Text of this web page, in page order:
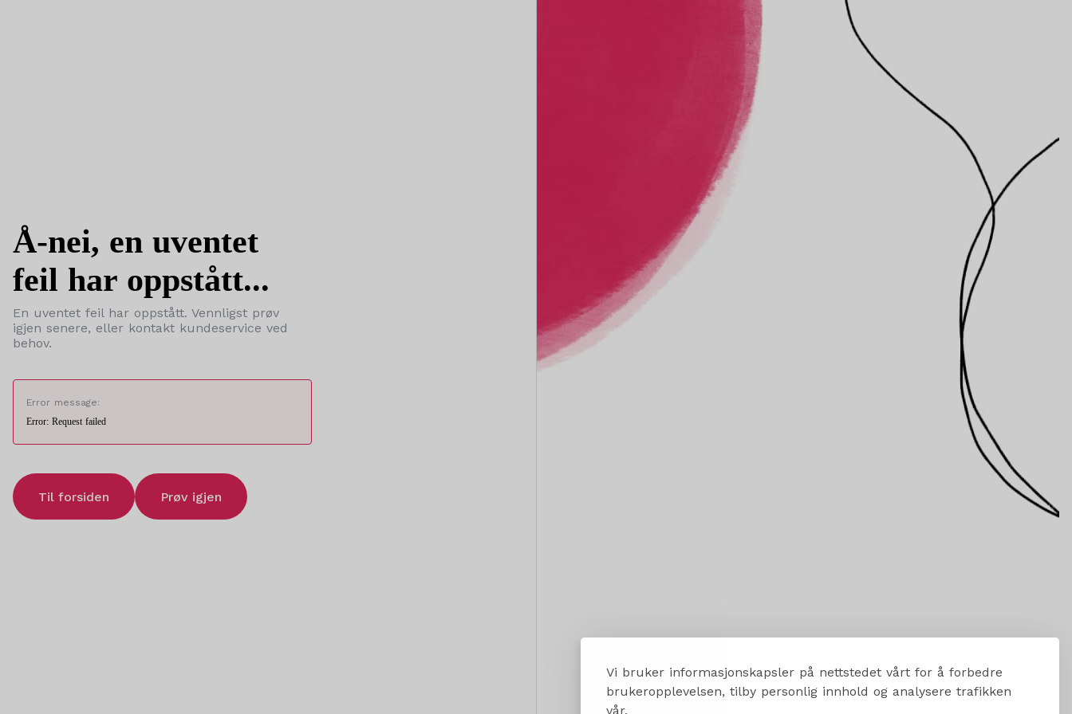
Vi bruker informasjonskapsler på nettstedet vårt for å forbedre
brukeropplevelsen, tilby personlig innhold og analysere trafikken
vår.
Å-nei, en uventet
feil har oppstått...
En uventet feil har oppstått. Vennligst prøv
igjen senere, eller kontakt kundeservice ved
behov.
Error message:
Error: Request failed
Til forsiden Prøv igjen